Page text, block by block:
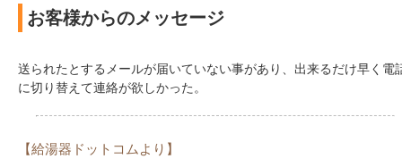
お客様からのメッセージ
送られたとするメールが届いていない事があり、出来るだけ早く電
に切り替えて連絡が欲しかった。
【給湯器ドットコムより】